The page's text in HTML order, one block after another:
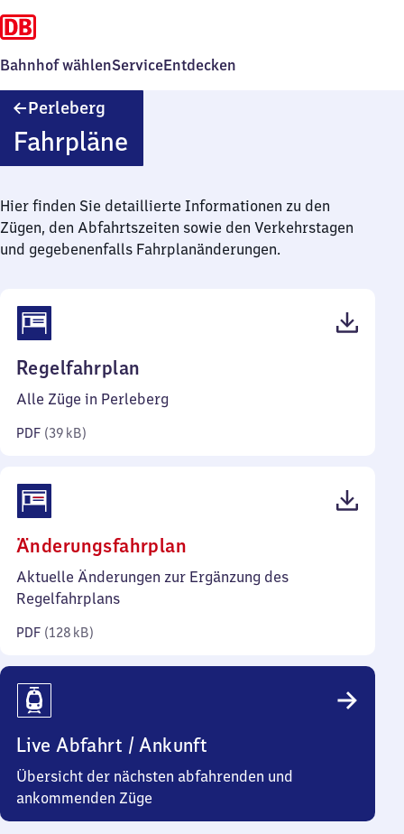
Bahnhof wählenServiceEntdecken
Perleberg
Fahrpläne
Hier finden Sie detaillierte Informationen zu den
Zügen, den Abfahrtszeiten sowie den Verkehrstagen
und gegebenenfalls Fahrplanänderungen.
Regelfahrplan
39
Alle Züge in Perleberg
PDF (39 kB)
Änderungsfahrplan
128
Aktuelle Änderungen zur Ergänzung des
Regelfahrplans
PDF (128 kB)
Live Abfahrt / Ankunft
Übersicht der nächsten abfahrenden und
ankommenden Züge